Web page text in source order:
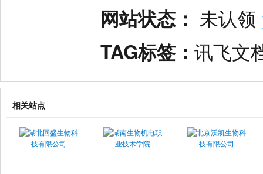
网站状态： 未认领
TAG标签： 讯飞文
相关站点